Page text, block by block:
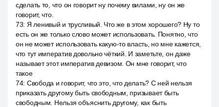
сделать то, что он говорит ну почему вилами, ну он же
говорит, что.
73: Я ленивый и трусливый. Что же в этом хорошего? Ну то
есть он же только слово может использовать. Понятно, что
он не может использовать какую-то власть, но мне кажется,
что тут императив довольно чёткий. И заметьте, он даже
называет этот императив девизом. Он мне говорит, что
такое
74: Свобода и говорит, что это, что делать? С ней нельзя
приказать другому быть свободным, призывает быть
свободным. Нельзя объяснить другому, как быть